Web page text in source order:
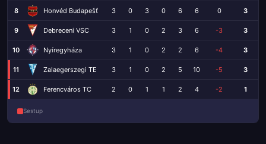
8 Honvéd Budapešť 3 0 3 0 6 6 0 3
9 Debreceni VSC 3 1 0 2 3 6 -3 3
10 Nyíregyháza 3 1 0 2 2 6 -4 3
11 Zalaegerszegi TE 3 1 0 2 5 10 -5 3
12 Ferencváros TC 2 0 1 1 2 4 -2 1
Sestup